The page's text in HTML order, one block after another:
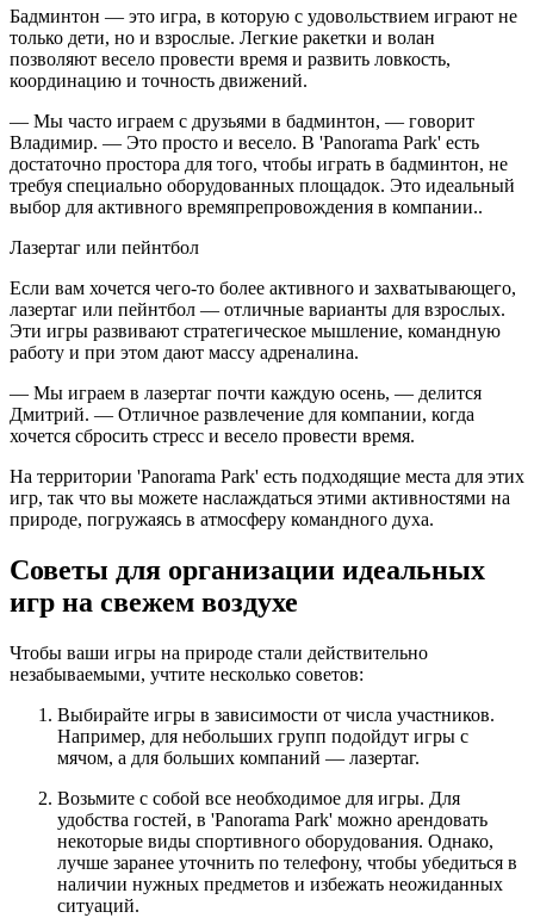
Бадминтон — это игра, в которую с удовольствием играют не
только дети, но и взрослые. Легкие ракетки и волан
позволяют весело провести время и развить ловкость,
координацию и точность движений.
— Мы часто играем с друзьями в бадминтон, — говорит
Владимир. — Это просто и весело. В 'Panorama Park' есть
достаточно простора для того, чтобы играть в бадминтон, не
требуя специально оборудованных площадок. Это идеальный
выбор для активного времяпрепровождения в компании..
Лазертаг или пейнтбол
Если вам хочется чего-то более активного и захватывающего,
лазертаг или пейнтбол — отличные варианты для взрослых.
Эти игры развивают стратегическое мышление, командную
работу и при этом дают массу адреналина.
— Мы играем в лазертаг почти каждую осень, — делится
Дмитрий. — Отличное развлечение для компании, когда
хочется сбросить стресс и весело провести время.
На территории 'Panorama Park' есть подходящие места для этих
игр, так что вы можете наслаждаться этими активностями на
природе, погружаясь в атмосферу командного духа.
Советы для организации идеальных
игр на свежем воздухе
Чтобы ваши игры на природе стали действительно
незабываемыми, учтите несколько советов:
Выбирайте игры в зависимости от числа участников.
Например, для небольших групп подойдут игры с
мячом, а для больших компаний — лазертаг.
Возьмите с собой все необходимое для игры. Для
удобства гостей, в 'Panorama Park' можно арендовать
некоторые виды спортивного оборудования. Однако,
лучше заранее уточнить по телефону, чтобы убедиться в
наличии нужных предметов и избежать неожиданных
ситуаций.